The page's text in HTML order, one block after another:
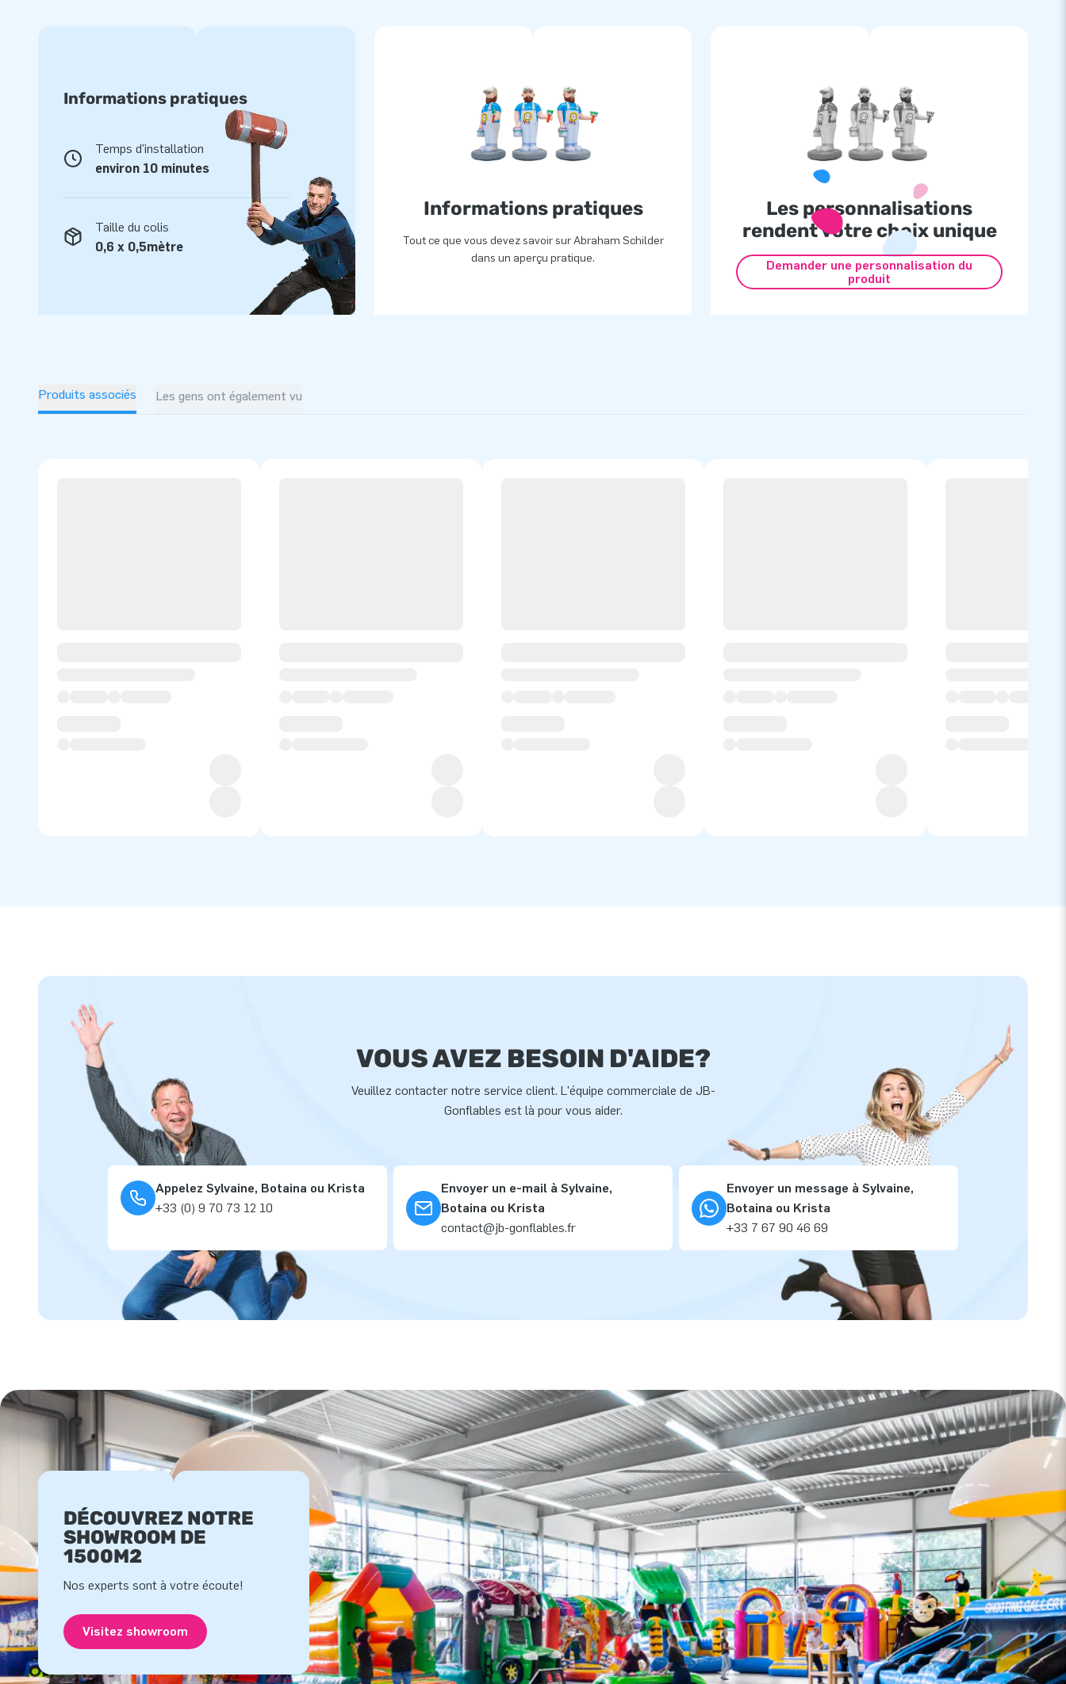
Informations pratiques
Temps d'installation
environ 10 minutes
Taille du colis
0,6 x 0,5mètre
Informations pratiques
Tout ce que vous devez savoir sur Abraham Schilder
dans un aperçu pratique.
Les personnalisations
rendent votre choix unique
Demander une personnalisation du
produit
Produits associés Les gens ont également vu
VOUS AVEZ BESOIN D'AIDE?
Veuillez contacter notre service client. L'équipe commerciale de JB-
Gonflables est là pour vous aider.
Appelez Sylvaine, Botaina ou Krista
+33 (0) 9 70 73 12 10
Envoyer un e-mail à Sylvaine,
Botaina ou Krista
contact@jb-gonflables.fr
Envoyer un message à Sylvaine,
Botaina ou Krista
+33 7 67 90 46 69
DÉCOUVREZ NOTRE
SHOWROOM DE
1500M2
Nos experts sont à votre écoute!
Visitez showroom